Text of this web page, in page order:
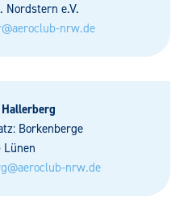
Nordstern e.V.
nrw.de
Borkenberge
Lünen
nrw.de